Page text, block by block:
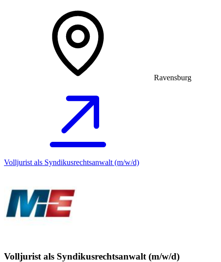
Ravensburg
Volljurist als Syndikusrechtsanwalt (m/w/d)
Volljurist als Syndikusrechtsanwalt (m/w/d)